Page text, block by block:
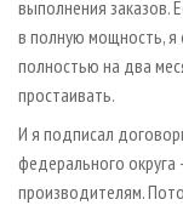
выполнения заказов.
в полную мощность, я
полностью на два
простаивать.
И я подписал
федерального
производителям.